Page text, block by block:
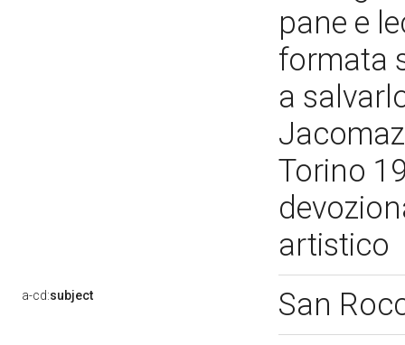
pane e
formata
a
Torino
artistico
a-cd:subject San